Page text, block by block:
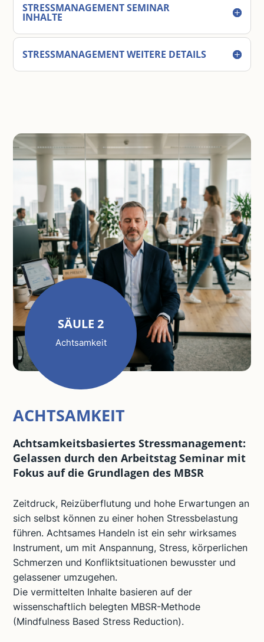
STRESSMANAGEMENT SEMINAR
INHALTE
STRESSMANAGEMENT WEITERE DETAILS
SÄULE 2
Achtsamkeit
ACHTSAMKEIT
Achtsamkeitsbasiertes Stressmanagement:
Gelassen durch den Arbeitstag Seminar mit
Fokus auf die Grundlagen des MBSR
Zeitdruck, Reizüberflutung und hohe Erwartungen an
sich selbst können zu einer hohen Stressbelastung
führen. Achtsames Handeln ist ein sehr wirksames
Instrument, um mit Anspannung, Stress, körperlichen
Schmerzen und Konfliktsituationen bewusster und
gelassener umzugehen.
Die vermittelten Inhalte basieren auf der
wissenschaftlich belegten MBSR-Methode
(Mindfulness Based Stress Reduction).